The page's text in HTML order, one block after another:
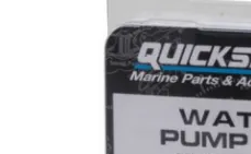
Motor/Styring